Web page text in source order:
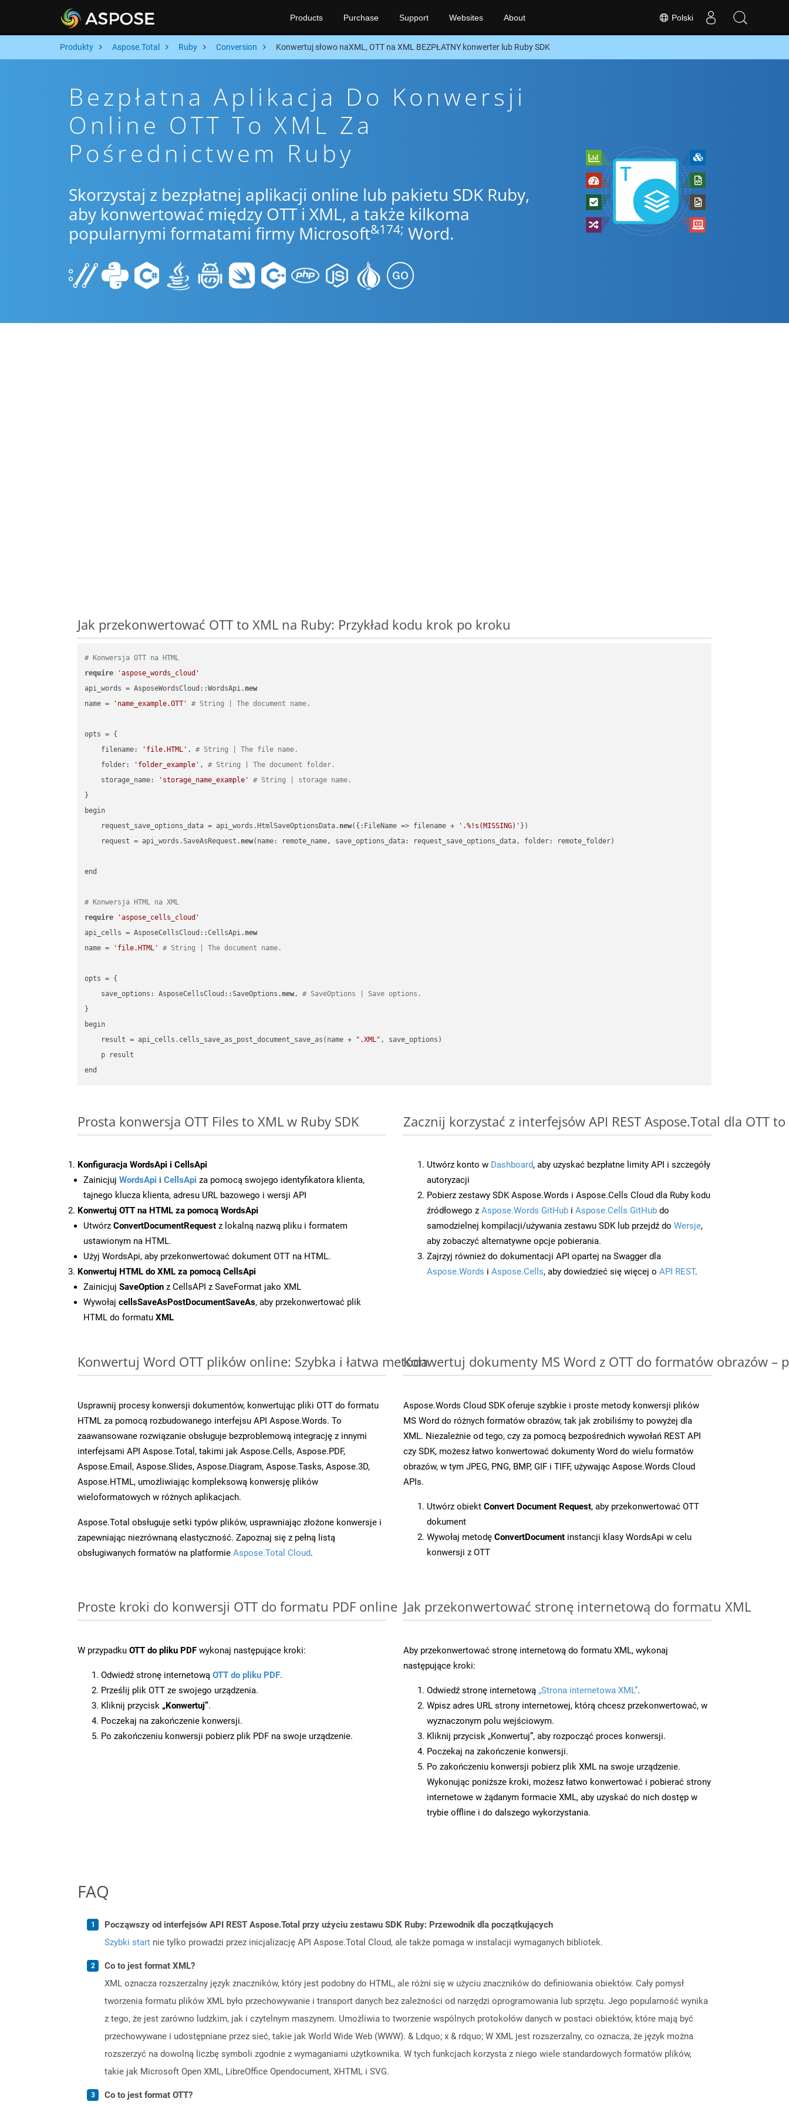
Polski
Products Purchase Support Websites About
Produkty Aspose.Total Ruby Conversion Konwertuj słowo naXML, OTT na XML BEZPŁATNY konwerter lub Ruby SDK
Bezpłatna Aplikacja Do Konwersji
Online OTT To XML Za
Pośrednictwem Ruby
Skorzystaj z bezpłatnej aplikacji online lub pakietu SDK Ruby,
aby konwertować między OTT i XML, a także kilkoma
popularnymi formatami firmy Microsoft&174; Word.
Jak przekonwertować OTT to XML na Ruby: Przykład kodu krok po kroku
# Konwersja OTT na HTML
require
'aspose_words_cloud'
api_words = AsposeWordsCloud::WordsApi. new
name =
'name_example.OTT' # String | The document name.
opts = {
    filename:
'file.HTML' , # String | The file name.
    folder:
'folder_example' , # String | The document folder.
    storage_name:
'storage_name_example'
# String | storage name.
}
begin
    request_save_options_data = api_words.HtmlSaveOptionsData.
new({:FileName => filename + '.%!s(MISSING)' })
    request = api_words.SaveAsRequest.
new(name: remote_name, save_options_data: request_save_options_data, folder: remote_folder)
end
# Konwersja HTML na XML
require
'aspose_cells_cloud'
api_cells = AsposeCellsCloud::CellsApi. new
name =
'file.HTML' # String | The document name.
opts = {
    save_options: AsposeCellsCloud::SaveOptions.
new, # SaveOptions | Save options.
}
begin
    result = api_cells.cells_save_as_post_document_save_as(name +
".XML" , save_options)
    p result
Prosta konwersja OTT Files to XML w Ruby SDK
Konfiguracja WordsApi i CellsApi
Zainicjuj WordsApi i CellsApi za pomocą swojego identyfikatora klienta,
tajnego klucza klienta, adresu URL bazowego i wersji API
Konwertuj OTT na HTML za pomocą WordsApi
Utwórz ConvertDocumentRequest z lokalną nazwą pliku i formatem
ustawionym na HTML.
Użyj WordsApi, aby przekonwertować dokument OTT na HTML.
Konwertuj HTML do XML za pomocą CellsApi
Zainicjuj SaveOption z CellsAPI z SaveFormat jako XML
Wywołaj cellsSaveAsPostDocumentSaveAs, aby przekonwertować plik
HTML do formatu XML
Zacznij korzystać z interfejsów API REST Aspose.Total dla OTT to
Utwórz konto w Dashboard, aby uzyskać bezpłatne limity API i szczegóły
autoryzacji
Pobierz zestawy SDK Aspose.Words i Aspose.Cells Cloud dla Ruby kodu
źródłowego z Aspose.Words GitHub i Aspose.Cells GitHub do
samodzielnej kompilacji/używania zestawu SDK lub przejdź do Wersje,
aby zobaczyć alternatywne opcje pobierania.
Zajrzyj również do dokumentacji API opartej na Swagger dla
Aspose.Words i Aspose.Cells, aby dowiedzieć się więcej o API REST.
Konwertuj Word OTT plików online: Szybka i łatwa metoda
Usprawnij procesy konwersji dokumentów, konwertując pliki OTT do formatu
HTML za pomocą rozbudowanego interfejsu API Aspose.Words. To
zaawansowane rozwiązanie obsługuje bezproblemową integrację z innymi
interfejsami API Aspose.Total, takimi jak Aspose.Cells, Aspose.PDF,
Aspose.Email, Aspose.Slides, Aspose.Diagram, Aspose.Tasks, Aspose.3D,
Aspose.HTML, umożliwiając kompleksową konwersję plików
wieloformatowych w różnych aplikacjach.
Aspose.Total obsługuje setki typów plików, usprawniając złożone konwersje i
zapewniając niezrównaną elastyczność. Zapoznaj się z pełną listą
obsługiwanych formatów na platformie Aspose.Total Cloud.
Konwertuj dokumenty MS Word z OTT do formatów obrazów –
Aspose.Words Cloud SDK oferuje szybkie i proste metody konwersji plików
MS Word do różnych formatów obrazów, tak jak zrobiliśmy to powyżej dla
XML. Niezależnie od tego, czy za pomocą bezpośrednich wywołań REST API
czy SDK, możesz łatwo konwertować dokumenty Word do wielu formatów
obrazów, w tym JPEG, PNG, BMP, GIF i TIFF, używając Aspose.Words Cloud
APIs.
Utwórz obiekt Convert Document Request, aby przekonwertować OTT
dokument
Wywołaj metodę ConvertDocument instancji klasy WordsApi w celu
konwersji z OTT
Proste kroki do konwersji OTT do formatu PDF online
W przypadku OTT do pliku PDF wykonaj następujące kroki:
Odwiedź stronę internetową OTT do pliku PDF.
Prześlij plik OTT ze swojego urządzenia.
Kliknij przycisk „Konwertuj”.
Poczekaj na zakończenie konwersji.
Po zakończeniu konwersji pobierz plik PDF na swoje urządzenie.
Jak przekonwertować stronę internetową do formatu XML
Aby przekonwertować stronę internetową do formatu XML, wykonaj
następujące kroki:
Odwiedź stronę internetową „Strona internetowa XML”.
Wpisz adres URL strony internetowej, którą chcesz przekonwertować, w
wyznaczonym polu wejściowym.
Kliknij przycisk „Konwertuj”, aby rozpocząć proces konwersji.
Poczekaj na zakończenie konwersji.
Po zakończeniu konwersji pobierz plik XML na swoje urządzenie.
Wykonując poniższe kroki, możesz łatwo konwertować i pobierać strony
internetowe w żądanym formacie XML, aby uzyskać do nich dostęp w
trybie offline i do dalszego wykorzystania.
FAQ
Począwszy od interfejsów API REST Aspose.Total przy użyciu zestawu SDK Ruby: Przewodnik dla początkujących
Szybki start nie tylko prowadzi przez inicjalizację API Aspose.Total Cloud, ale także pomaga w instalacji wymaganych bibliotek.
Co to jest format XML?
XML oznacza rozszerzalny język znaczników, który jest podobny do HTML, ale różni się w użyciu znaczników do definiowania obiektów. Cały pomysł
tworzenia formatu plików XML było przechowywanie i transport danych bez zależności od narzędzi oprogramowania lub sprzętu. Jego popularność wynika
z tego, że jest zarówno ludzkim, jak i czytelnym maszynem. Umożliwia to tworzenie wspólnych protokołów danych w postaci obiektów, które mają być
przechowywane i udostępniane przez sieć, takie jak World Wide Web (WWW). & Ldquo; x & rdquo; W XML jest rozszerzalny, co oznacza, że ​​język można
rozszerzyć na dowolną liczbę symboli zgodnie z wymaganiami użytkownika. W tych funkcjach korzysta z niego wiele standardowych formatów plików,
takie jak Microsoft Open XML, LibreOffice Opendocument, XHTML i SVG.
Co to jest format OTT?